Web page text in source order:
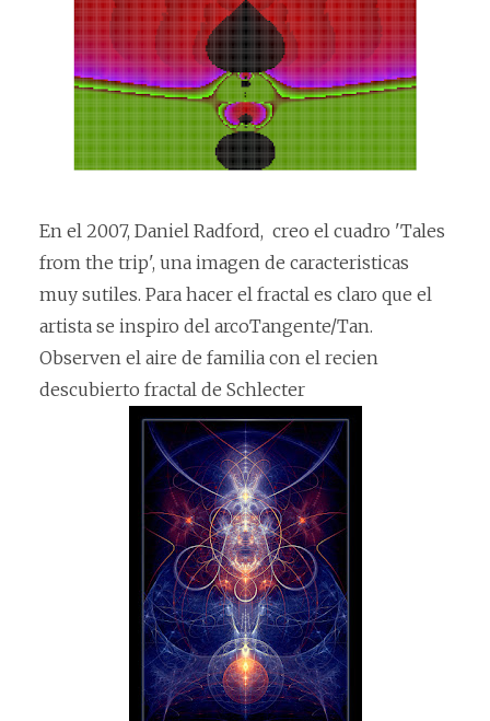
En el 2007, Daniel Radford, creo el cuadro 'Tales
from the trip', una imagen de caracteristicas
muy sutiles. Para hacer el fractal es claro que el
artista se inspiro del arcoTangente/Tan.
Observen el aire de familia con el recien
descubierto fractal de Schlecter